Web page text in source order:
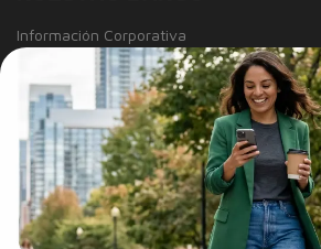
Información Corporativa
Información a clientes
Tasas y Tarifas
Reportes de sostenibilidad
Trabaja con Nosotros
Canal de integridad